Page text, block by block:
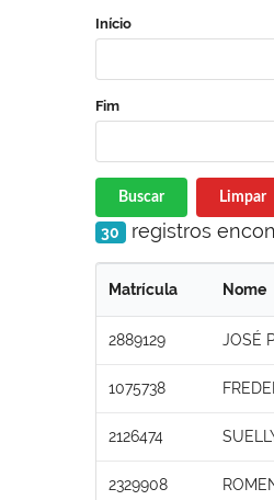
Início
Fim
Buscar Limpar
30 registros
Matrícula Nome
2889129 JOSÉ
1075738
2126474
2329908